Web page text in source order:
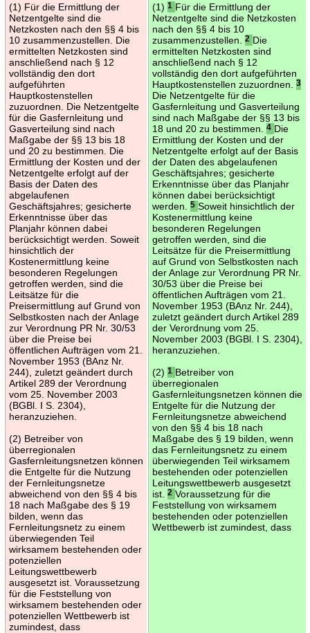
(1) Für die Ermittlung der
Netzentgelte sind die
Netzkosten nach den §§ 4 bis
10 zusammenzustellen. Die
ermittelten Netzkosten sind
anschließend nach § 12
vollständig den dort
aufgeführten
Hauptkostenstellen
zuzuordnen. Die Netzentgelte
für die Gasfernleitung und
Gasverteilung sind nach
Maßgabe der §§ 13 bis 18
und 20 zu bestimmen. Die
Ermittlung der Kosten und der
Netzentgelte erfolgt auf der
Basis der Daten des
abgelaufenen
Geschäftsjahres; gesicherte
Erkenntnisse über das
Planjahr können dabei
berücksichtigt werden. Soweit
hinsichtlich der
Kostenermittlung keine
besonderen Regelungen
getroffen werden, sind die
Leitsätze für die
Preisermittlung auf Grund von
Selbstkosten nach der Anlage
zur Verordnung PR Nr. 30/53
über die Preise bei
öffentlichen Aufträgen vom 21.
November 1953 (BAnz Nr.
244), zuletzt geändert durch
Artikel 289 der Verordnung
vom 25. November 2003
(BGBl. I S. 2304),
heranzuziehen.
(2) Betreiber von
überregionalen
Gasfernleitungsnetzen können
die Entgelte für die Nutzung
der Fernleitungsnetze
abweichend von den §§ 4 bis
18 nach Maßgabe des § 19
bilden, wenn das
Fernleitungsnetz zu einem
überwiegenden Teil
wirksamem bestehenden oder
potenziellen
Leitungswettbewerb
ausgesetzt ist. Voraussetzung
für die Feststellung von
wirksamem bestehenden oder
potenziellen Wettbewerb ist
zumindest, dass
(1) 1 Für die Ermittlung der
Netzentgelte sind die Netzkosten
nach den §§ 4 bis 10
zusammenzustellen.
2 Die
ermittelten Netzkosten sind
anschließend nach § 12
vollständig den dort aufgeführten
Hauptkostenstellen zuzuordnen.
3
Die Netzentgelte für die
Gasfernleitung und Gasverteilung
sind nach Maßgabe der §§ 13 bis
18 und 20 zu bestimmen.
4 Die
Ermittlung der Kosten und der
Netzentgelte erfolgt auf der Basis
der Daten des abgelaufenen
Geschäftsjahres; gesicherte
Erkenntnisse über das Planjahr
können dabei berücksichtigt
werden.
5 Soweit hinsichtlich der
Kostenermittlung keine
besonderen Regelungen
getroffen werden, sind die
Leitsätze für die Preisermittlung
auf Grund von Selbstkosten nach
der Anlage zur Verordnung PR Nr.
30/53 über die Preise bei
öffentlichen Aufträgen vom 21.
November 1953 (BAnz Nr. 244),
zuletzt geändert durch Artikel 289
der Verordnung vom 25.
November 2003 (BGBl. I S. 2304),
heranzuziehen.
(2) 1 Betreiber von
überregionalen
Gasfernleitungsnetzen können die
Entgelte für die Nutzung der
Fernleitungsnetze abweichend
von den §§ 4 bis 18 nach
Maßgabe des § 19 bilden, wenn
das Fernleitungsnetz zu einem
überwiegenden Teil wirksamem
bestehenden oder potenziellen
Leitungswettbewerb ausgesetzt
ist.
2 Voraussetzung für die
Feststellung von wirksamem
bestehenden oder potenziellen
Wettbewerb ist zumindest, dass